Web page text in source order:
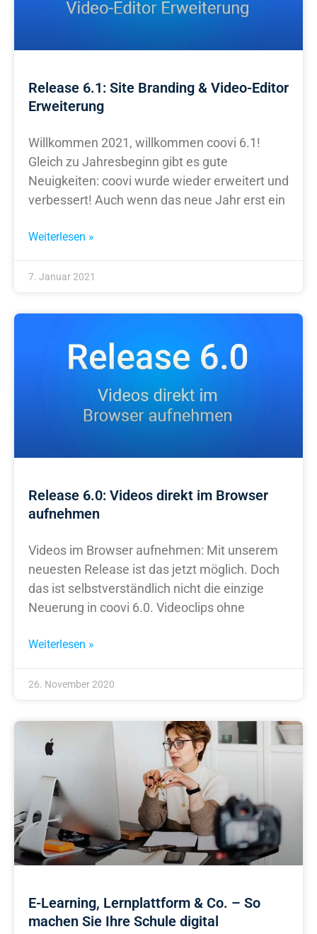
Release 6.1: Site Branding & Video-Editor
Erweiterung
Willkommen 2021, willkommen coovi 6.1!
Gleich zu Jahresbeginn gibt es gute
Neuigkeiten: coovi wurde wieder erweitert und
verbessert! Auch wenn das neue Jahr erst ein
Weiterlesen »
7. Januar 2021
Release 6.0: Videos direkt im Browser
aufnehmen
Videos im Browser aufnehmen: Mit unserem
neuesten Release ist das jetzt möglich. Doch
das ist selbstverständlich nicht die einzige
Neuerung in coovi 6.0. Videoclips ohne
Weiterlesen »
26. November 2020
E-Learning, Lernplattform & Co. – So
machen Sie Ihre Schule digital